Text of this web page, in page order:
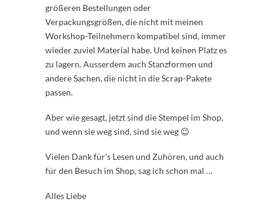
größeren Bestellungen oder
Verpackungsgrößen, die nicht mit meinen
Workshop-Teilnehmern kompatibel sind, immer
wieder zuviel Material habe. Und keinen Platz es
zu lagern. Ausserdem auch Stanzformen und
andere Sachen, die nicht in die Scrap-Pakete
passen.
Aber wie gesagt, jetzt sind die Stempel im Shop,
und wenn sie weg sind, sind sie weg 😉
Vielen Dank für's Lesen und Zuhören, und auch
für den Besuch im Shop, sag ich schon mal …
Alles Liebe